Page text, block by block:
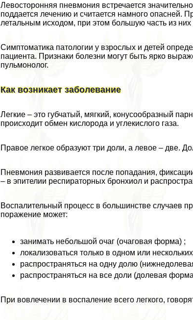
Левосторонняя пневмония встречается
поддается лечению и считается намного опасней.
летальным исходом, при этом большую часть из них
Симптоматика патологии у взрослых и детей
пациента. Признаки болезни могут быть ярко
пульмонолог.
Как возникает заболевание
Легкие – это губчатый, мягкий, конусообразный
происходит обмен кислорода и углекислого газа.
Правое легкое образуют три доли, а левое – две.
Пневмония развивается после попадания,
– в эпителии респираторных бронхиол и
Воспалительный процесс в большинстве случаев
поражение может:
занимать небольшой очаг (очаговая форма) ;
локализоваться только в одном или
распространяться на одну долю
распространяться на все доли (долевая
При вовлечении в воспаление всего легкого,